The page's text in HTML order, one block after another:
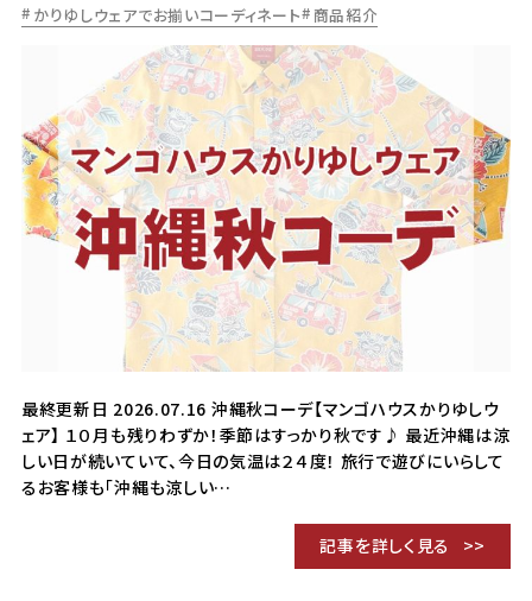
かりゆしウェアでお揃いコーディネート 商品紹介
最終更新日 2026.07.16 沖縄秋コーデ【マンゴハウスかりゆしウ
ェア】 １０月も残りわずか！季節はすっかり秋です♪ 最近沖縄は涼
しい日が続いていて、今日の気温は２４度！ 旅行で遊びにいらして
るお客様も「沖縄も涼しい…
記事を詳しく見る